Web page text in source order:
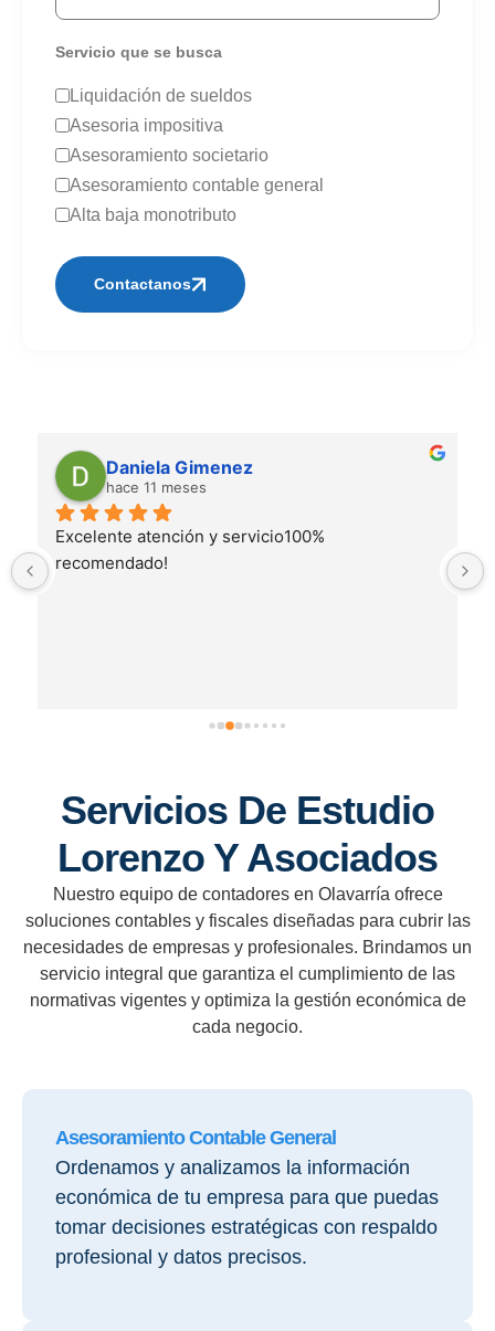
Servicio que se busca
Liquidación de sueldos
Asesoria impositiva
Asesoramiento societario
Asesoramiento contable general
Alta baja monotributo
Contactanos
Daniela Gimenez
hace 11 meses
Excelente atención y servicio100%
recomendado!
Servicios De Estudio
Lorenzo Y Asociados
Nuestro equipo de contadores en Olavarría ofrece
soluciones contables y fiscales diseñadas para cubrir las
necesidades de empresas y profesionales. Brindamos un
servicio integral que garantiza el cumplimiento de las
normativas vigentes y optimiza la gestión económica de
cada negocio.
Asesoramiento Contable General
Ordenamos y analizamos la información
económica de tu empresa para que puedas
tomar decisiones estratégicas con respaldo
profesional y datos precisos.